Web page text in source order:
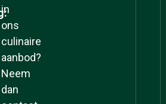
in
ons
culinaire
aanbod?
Neem
dan